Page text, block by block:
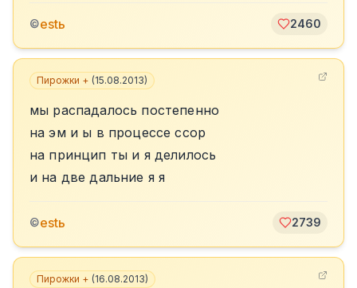
©estь 2460
Пирожки + (15.08.2013)
мы распадалось постепенно
на эм и ы в процессе ссор
на принцип ты и я делилось
и на две дальние я я
©estь 2739
Пирожки + (16.08.2013)